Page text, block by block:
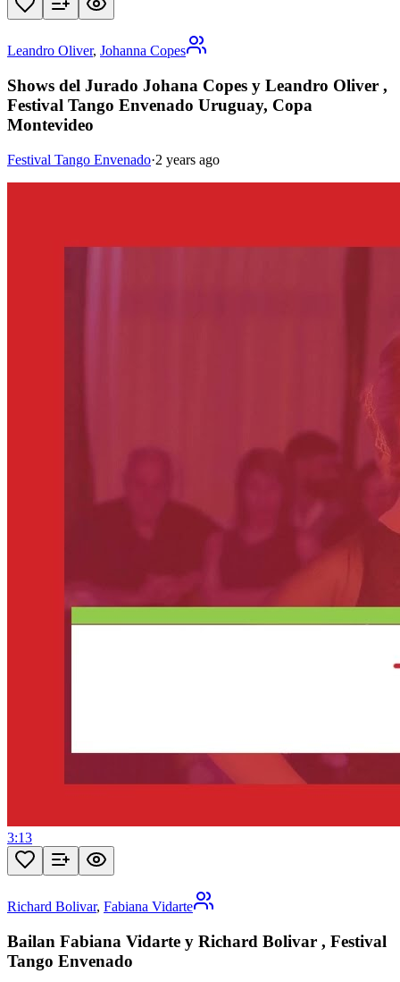
Leandro Oliver, Johanna Copes
Shows del Jurado Johana Copes y Leandro Oliver ,
Festival Tango Envenado Uruguay, Copa
Montevideo
Festival Tango Envenado·2 years ago
3:13
Richard Bolivar, Fabiana Vidarte
Bailan Fabiana Vidarte y Richard Bolivar , Festival
Tango Envenado